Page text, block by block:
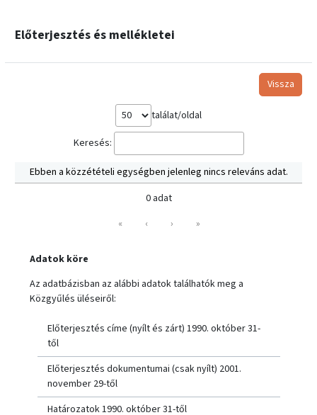
Előterjesztés és mellékletei
Vissza
találat/oldal
Keresés:
Ebben a közzétételi egységben jelenleg nincs releváns adat.
0 adat
«
‹ › »
Adatok köre
Az adatbázisban az alábbi adatok találhatók meg a
Közgyűlés üléseiről:
Előterjesztés címe (nyílt és zárt) 1990. október 31-
től
Előterjesztés dokumentumai (csak nyílt) 2001.
november 29-től
Határozatok 1990. október 31-től